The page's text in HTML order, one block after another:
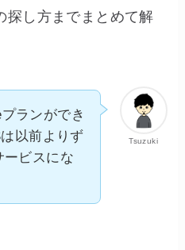
探し方までまとめて解
Tsuzuki
ランができ
以前よりず
ービスにな